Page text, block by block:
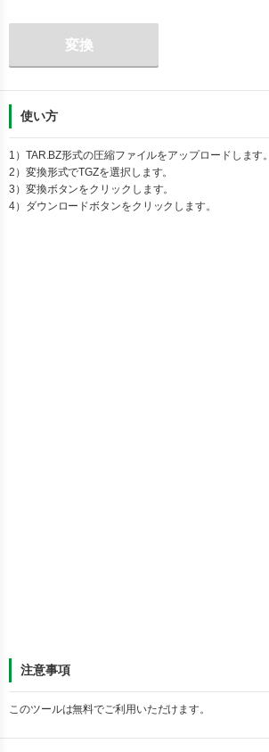
変換
使い方
1） TAR.BZ形式の圧縮ファイルをアップロードします。
2）変換形式でTGZを選択します。
3）変換ボタンをクリックします。
4）ダウンロードボタンをクリックします。
注意事項
このツールは無料でご利用いただけます。